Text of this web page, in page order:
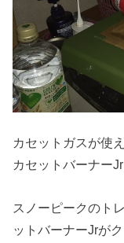
カセットガスが使
カセットバーナー
スノーピークのト
ットバーナーJrが